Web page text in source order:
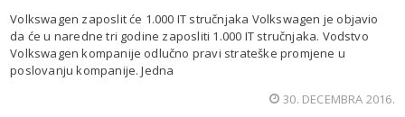
Volkswagen zaposlit će 1.000 IT stručnjaka Volkswagen je objavio
da će u naredne tri godine zaposliti 1.000 IT stručnjaka. Vodstvo
Volkswagen kompanije odlučno pravi strateške promjene u
poslovanju kompanije. Jedna
30. DECEMBRA 2016.